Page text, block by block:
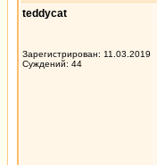
teddycat
Зарегистрирован: 11.03.2019
Суждений: 44